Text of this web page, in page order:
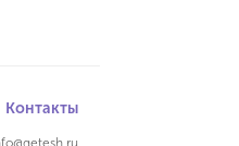
Контакты